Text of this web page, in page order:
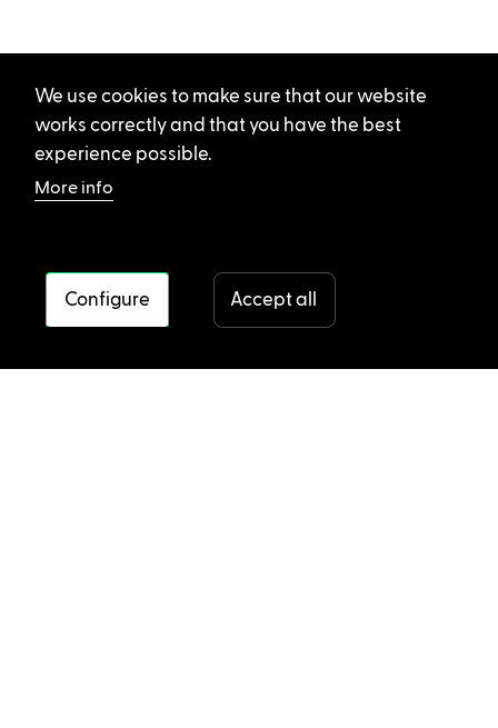
We use cookies to make sure that our website
works correctly and that you have the best
experience possible.
More info
Configure Accept all